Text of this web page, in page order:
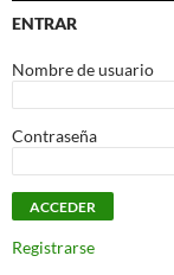
ENTRAR
Nombre de usuario
Contraseña
Registrarse